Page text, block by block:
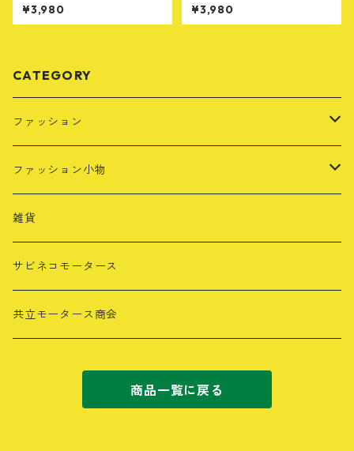
ック
¥3,980
ロー
¥3,980
CATEGORY
ファッション
Tシャツ
長袖Tシャツ
パーカー・スウェット
カラー別
ファッション小物
レザーキーホルダー
タオル
キャップ
雑貨
サビネコモータース
共立モータース商会
商品一覧に戻る